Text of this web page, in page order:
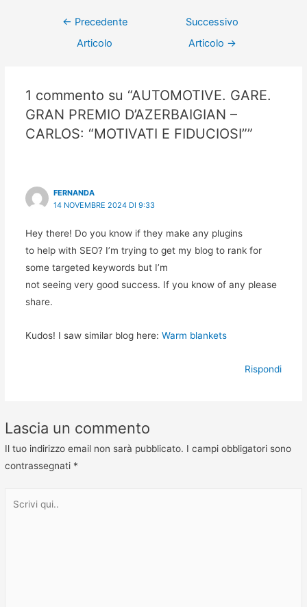
← Precedente
Articolo
Successivo
Articolo →
1 commento su “AUTOMOTIVE. GARE.
GRAN PREMIO D’AZERBAIGIAN –
CARLOS: “MOTIVATI E FIDUCIOSI””
FERNANDA
14 NOVEMBRE 2024 DI 9:33
Hey there! Do you know if they make any plugins
to help with SEO? I’m trying to get my blog to rank for
some targeted keywords but I’m
not seeing very good success. If you know of any please
share.
Kudos! I saw similar blog here: Warm blankets
Rispondi
Lascia un commento
Il tuo indirizzo email non sarà pubblicato. I campi obbligatori sono
contrassegnati *